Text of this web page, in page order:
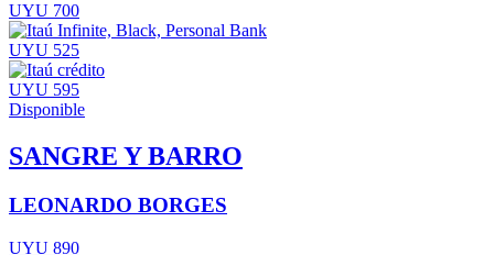
UYU 700
UYU 525
UYU 595
Disponible
SANGRE Y BARRO
LEONARDO BORGES
UYU 890